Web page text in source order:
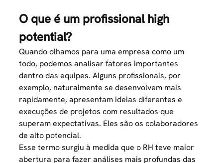
O que é um profissional high
potential?
Quando olhamos para uma empresa como um
todo, podemos analisar fatores importantes
dentro dasequipes. Alguns profissionais, por
exemplo, naturalmente se desenvolvem mais
rapidamente, apresentam ideias diferentes e
execuções de projetos com resultados que
superam expectativas. Eles são os colaboradores
de alto potencial.
Esse termo surgiu à medida que o RH teve maior
abertura para fazer análises mais profundas das